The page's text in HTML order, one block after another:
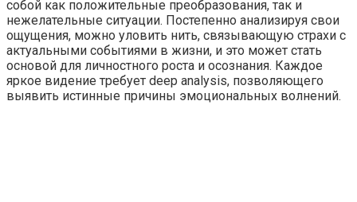
собой как положительные преобразования, так и
нежелательные ситуации. Постепенно анализируя свои
ощущения, можно уловить нить, связывающую страхи с
актуальными событиями в жизни, и это может стать
основой для личностного роста и осознания. Каждое
яркое видение требует deep analysis, позволяющего
выявить истинные причины эмоциональных волнений.